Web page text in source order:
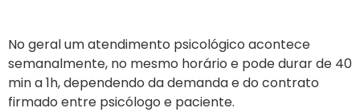
No geral um atendimento psicológico acontece
semanalmente, no mesmo horário e pode durar de 40
min a 1h, dependendo da demanda e do contrato
firmado entre psicólogo e paciente.